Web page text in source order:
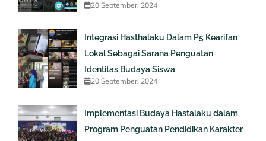
20 September, 2024
Integrasi Hasthalaku Dalam P5 Kearifan
Lokal Sebagai Sarana Penguatan
Identitas Budaya Siswa
20 September, 2024
Implementasi Budaya Hastalaku dalam
Program Penguatan Pendidikan Karakter